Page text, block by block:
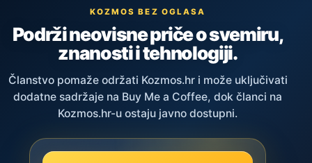
KOZMOS BEZ OGLASA
Podrži neovisne priče o svemiru,
znanosti i tehnologiji.
Članstvo pomaže održati Kozmos.hr i može uključivati
dodatne sadržaje na Buy Me a Coffee, dok članci na
Kozmos.hr-u ostaju javno dostupni.